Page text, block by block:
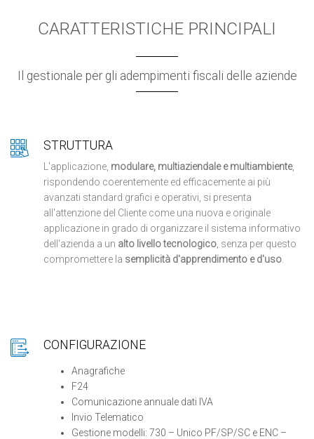
CARATTERISTICHE PRINCIPALI
Il gestionale per gli adempimenti fiscali delle aziende
STRUTTURA
L'applicazione, modulare, multiaziendale e multiambiente,
rispondendo coerentemente ed efficacemente ai più
avanzati standard grafici e operativi, si presenta
all'attenzione del Cliente come una nuova e originale
applicazione in grado di organizzare il sistema informativo
dell'azienda a un alto livello tecnologico , senza per questo
compromettere la semplicità d'apprendimento e d'uso
CONFIGURAZIONE
Anagrafiche
F24
Comunicazione annuale dati IVA
Invio Telematico
Gestione modelli: 730 – Unico PF/SP/SC e ENC –